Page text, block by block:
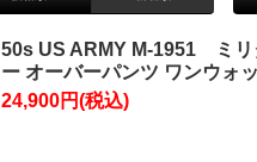
50s US ARMY M-1951 ミリ
ー オーバーパンツ ワンウォ
24,900円(税込)